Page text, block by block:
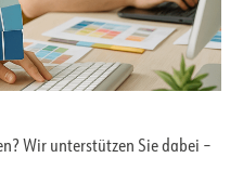
Wir unterstützen Sie dabei –